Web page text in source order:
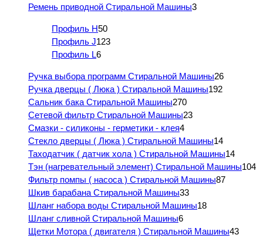
Ремень приводной Стиральной Машины3
Профиль H50
Профиль J123
Профиль L6
Ручка выбора программ Стиральной Машины26
Ручка дверцы ( Люка ) Стиральной Машины192
Сальник бака Стиральной Машины270
Сетевой фильтр Стиральной Машины23
Смазки - силиконы - герметики - клея4
Стекло дверцы ( Люка ) Стиральной Машины14
Таходатчик ( датчик хола ) Стиральной Машины14
Тэн (нагревательный элемент) Стиральной Машины104
Фильтр помпы ( насоса ) Стиральной Машины87
Шкив барабана Стиральной Машины33
Шланг набора воды Стиральной Машины18
Шланг сливной Стиральной Машины6
Щетки Мотора ( двигателя ) Стиральной Машины43